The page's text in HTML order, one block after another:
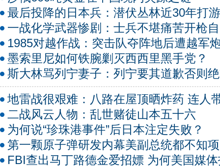
最后投降的日本兵：潜伏丛林近30年打
一战化学武器惨剧：士兵不堪痛苦开枪
1985对越作战：突击队夺阵地后遭越军
墨索里尼如何铁腕剿灭西西里黑手党？
斯大林骂列宁妻子：列宁要其道歉否则
地雷战很艰难：八路在屋顶晒炸药 连人
二战风云人物：乱世赌徒山本五十六
为何说“珍珠港事件”后日本注定失败？
第一颗原子弹研发内幕美副总统都不知
FBI查出马丁路德金爱招嫖 为何美国媒